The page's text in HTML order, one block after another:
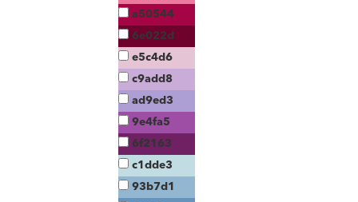
a50544
6e022d
e5c4d6
c9add8
ad9ed3
9e4fa5
6f2163
c1dde3
93b7d1